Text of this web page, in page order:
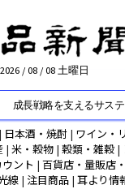
2026 / 08 / 08 土曜日
成長戦略を支えるサス
| 日本酒・焼酎 | ワイン・
| 米・穀物 | 穀類・雑穀 |
ント | 百貨店・量販店
線 | 注目商品 | 耳より情